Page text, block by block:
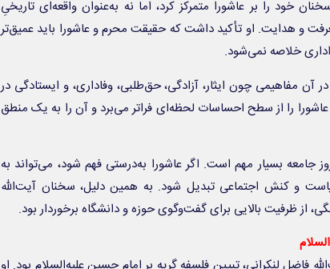
خود را بر عاشورا متمرکز کرد، اما نه به‌عنوان واقعه‌ای تاریخیِ
و هدایت. او تأکید داشت که حقیقت محرم و عاشورا باید عمیق‌تر
خلاصه نمی‌شود.
آن مفاهیمی چون ایثار، آزادگی، حق‌طلبی، وفاداری، و ایستادگی در
را از سطح احساسات لحظه‌ای فراتر می‌برد و آن را به یک منطق
جامعه بسیار مهم است. اگر عاشورا به‌درستی فهم شود، می‌تواند به
و کنش اجتماعی تبدیل شود. به همین دلیل، سخنان آیت‌الله
از ظرفیت بالایی برای گفت‌وگوی حوزه و دانشگاه برخوردار بود.